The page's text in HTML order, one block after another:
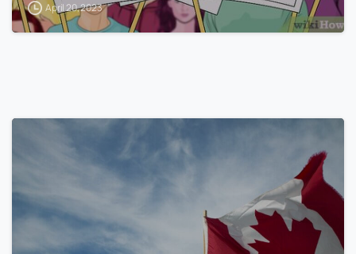
April 20, 2023